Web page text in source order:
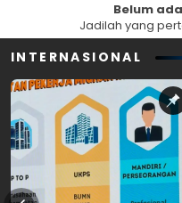
Belum
Jadilah yang
INTERNASIONAL